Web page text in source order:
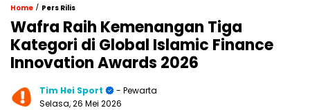
Home / Pers Rilis
Wafra Raih Kemenangan Tiga
Kategori di Global Islamic Finance
Innovation Awards 2026
Tim Hei Sport
- Pewarta
Selasa, 26 Mei 2026